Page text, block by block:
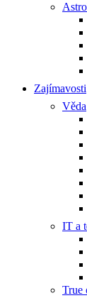
Zajímavosti
Věda
IT a
True